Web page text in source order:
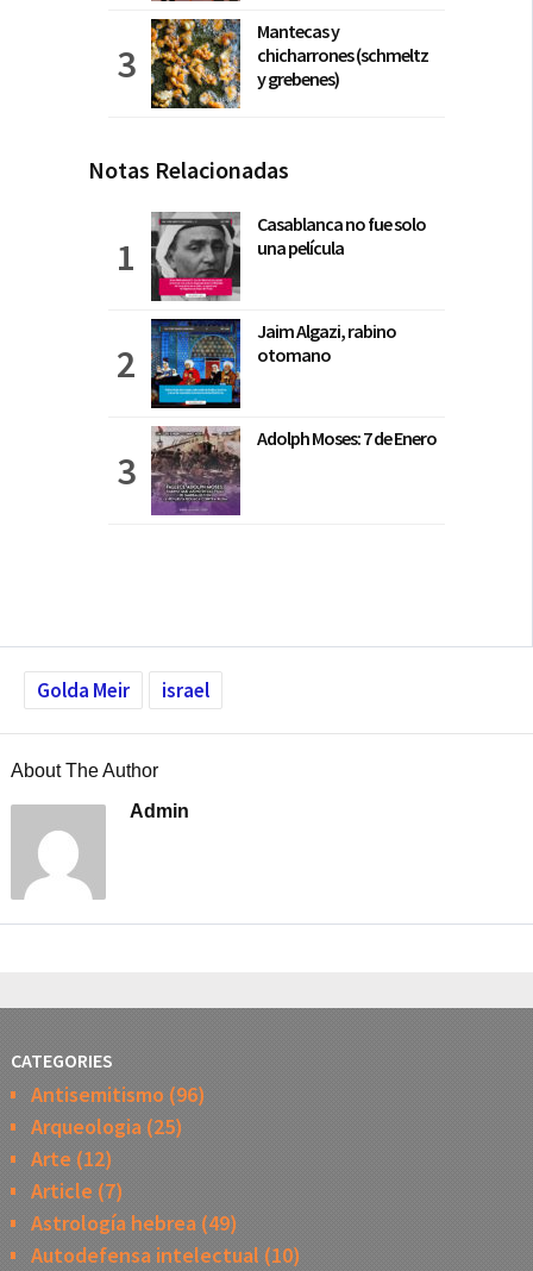
Mantecas y
chicharrones (schmeltz
y grebenes)
Notas Relacionadas
Casablanca no fue solo
una película
Jaim Algazi, rabino
otomano
Adolph Moses: 7 de Enero
Golda Meir israel
About The Author
Admin
CATEGORIES
Antisemitismo (96)
Arqueologia(25)
Arte (12)
Article (7)
Astrología hebrea(49)
Autodefensa intelectual (10)